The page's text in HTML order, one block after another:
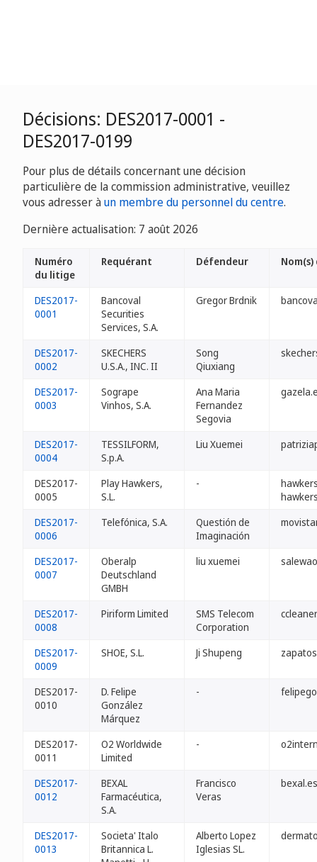
Décisions: DES2017-0001 -
DES2017-0199
Pour plus de détails concernant une décision
particulière de la commission administrative, veuillez
vous adresser àun membre du personnel du centre.
Dernière actualisation: 7 août 2026
Numéro
du litige
Requérant Défendeur
DES2017-
0001
Bancoval
Securities
Services, S.A.
Gregor Brdnik
DES2017-
0002
SKECHERS
U.S.A., INC. II
Song
Qiuxiang
DES2017-
0003
Sogrape
Vinhos, S.A.
Ana Maria
Fernandez
Segovia
DES2017-
0004
TESSILFORM,
S.p.A.
Liu Xuemei
DES2017-
0005
Play Hawkers,
S.L.
-
DES2017-
0006
Telefónica, S.A.
Questión de
Imaginación
DES2017-
0007
Oberalp
Deutschland
GMBH
liu xuemei
DES2017-
0008
Piriform Limited
SMS Telecom
Corporation
DES2017-
0009
SHOE, S.L. Ji Shupeng
DES2017-
0010
D. Felipe
González
Márquez
-
DES2017-
0011
O2 Worldwide
Limited
-
DES2017-
0012
BEXAL
Farmacéutica,
S.A.
Francisco
Veras
bexal.es
DES2017-
0013
Societa' Italo
Britannica L.
Alberto Lopez
Iglesias SL.